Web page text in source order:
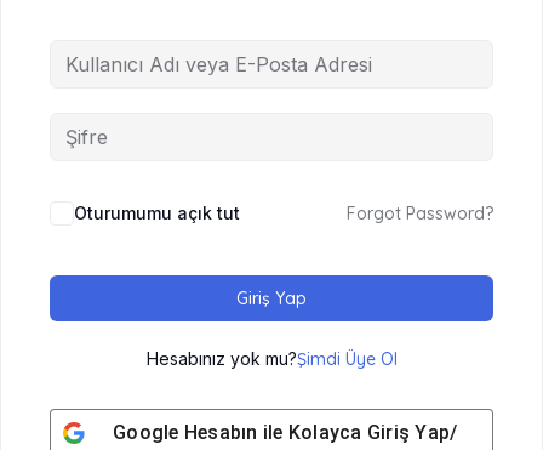
Oturumumu açık tut Forgot Password?
Giriş Yap
Hesabınız yok mu?Şimdi Üye Ol
Google Hesabın ile Kolayca Giriş Yap/ Üye Ol